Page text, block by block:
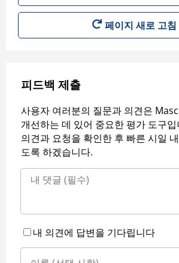
페이지 새로 고침
피드백 제출
사용자 여러분의 질문과 의견은
개선하는 데 있어 중요한 평가 도구
의견과 요청을 확인한 후 빠른 시일
도록 하겠습니다.
내 의견에 답변을 기다립니다